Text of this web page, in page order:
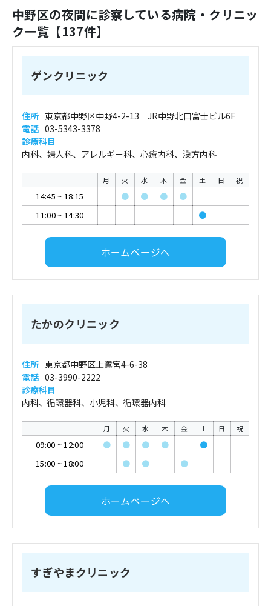
中野区の夜間に診察している病院・クリニッ
ク一覧【137件】
ゲンクリニック
住所 東京都中野区中野4-2-13 JR中野北口富士ビル6F
電話 03-5343-3378
診療科目
内科、婦人科、アレルギー科、心療内科、漢方内科
月 火 水 木 金 土 日 祝
14:45 ~ 18:15 ● ● ●
●
11:00~ 14:30 ●
ホームページへ
たかのクリニック
住所 東京都中野区上鷺宮4-6-38
電話 03-3990-2222
診療科目
内科、循環器科、小児科、循環器内科
月 火 水 木 金 土 日 祝
09:00 ~12:00 ● ● ● ●
●
15:00 ~18:00 ● ● ●
ホームページへ
すぎやまクリニック